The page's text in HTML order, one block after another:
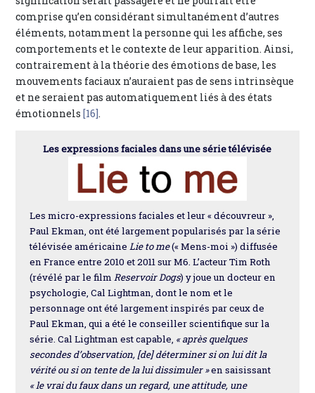
comprise qu’en considérant simultanément d’autres
éléments, notamment la personne qui les affiche, ses
comportements et le contexte de leur apparition. Ainsi,
contrairement à la théorie des émotions de base, les
mouvements faciaux n’auraient pas de sens intrinsèque
et ne seraient pas automatiquement liés à des états
émotionnels[16].
Les expressions faciales dans une série télévisée
Les micro-expressions faciales et leur « découvreur »,
Paul Ekman, ont été largement popularisés par la série
télévisée américaineLie to me(« Mens-moi ») diffusée
en France entre 2010 et 2011 sur M6. L’acteur Tim Roth
(révélé par le filmReservoir Dogs) y joue un docteur en
psychologie, Cal Lightman, dont le nom et le
personnage ont été largement inspirés par ceux de
Paul Ekman, qui a été le conseiller scientifique sur la
série. Cal Lightman est capable, « après quelques
secondes d’observation, [de] déterminer si on lui dit la
vérité ou si on tente de la lui dissimuler »en saisissant
« le vrai du faux dans un regard, une attitude, une